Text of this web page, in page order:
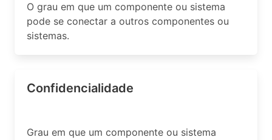
O grau em que um componente ou sistema
pode se conectar a outros componentes ou
sistemas.
Confidencialidade
Grau em que um componente ou sistema